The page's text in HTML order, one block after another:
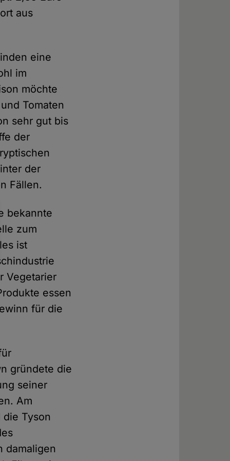
aus
eine
im
möchte
Tomaten
sehr gut bis
der
der
Fällen.
bekannte
zum
ist
Vegetarier
essen
für die
gründete die
seiner
Am
Tyson
damaligen